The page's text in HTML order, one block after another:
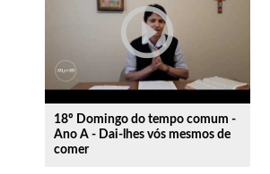
play_circle_outline
18º Domingo do tempo comum -
Ano A - Dai-lhes vós mesmos de
comer